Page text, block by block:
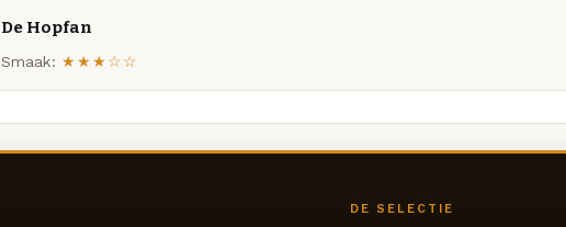
De Hopfan
Smaak: ★★★☆☆
DE SELECTIE